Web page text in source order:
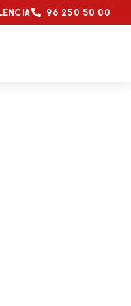
96 250 50 00